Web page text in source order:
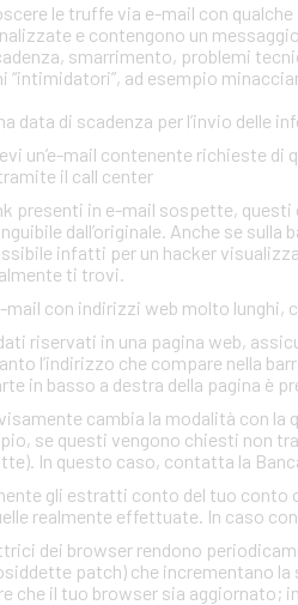
le truffe via e-mail con
e contengono un
smarrimento, problemi
“intimidatori”, ad esempio
data di scadenza per l’invio delle
un’e-mail contenente richieste
il call center
presenti in e-mail sospette,
dall’originale. Anche se
infatti per un hacker
ti trovi.
mail con indirizzi web molto lunghi,
riservati in una pagina web,
l’indirizzo che compare nella
in basso a destra della pagina è
cambia la modalità con la
se questi vengono chiesti non
In questo caso, contatta la
gli estratti conto del tuo conto
realmente effettuate. In caso
dei browser rendono
patch) che incrementano
che il tuo browser sia aggiornato;